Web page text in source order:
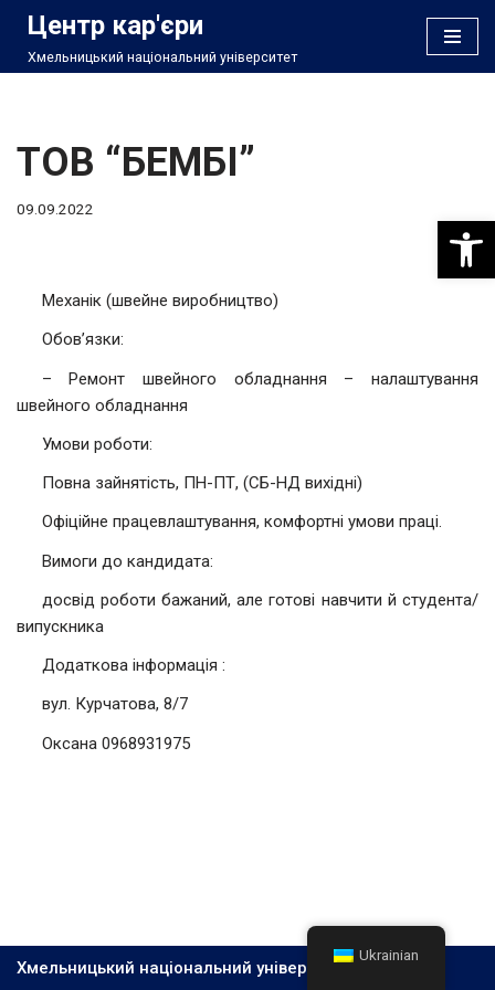
Перейти
Центр кар'єри
Хмельницький національний університет
ТОВ “БЕМБІ”
09.09.2022
Механік (швейне виробництво)
Обов’язки:
– Ремонт швейного обладнання – налаштування
швейного обладнання
Умови роботи:
Повна зайнятість, ПН-ПТ, (СБ-НД вихідні)
Офіційне працевлаштування, комфортні умови праці.
Вимоги до кандидата:
досвід роботи бажаний, але готові навчити й студента/
випускника
Додаткова інформація :
вул. Курчатова, 8/7
Оксана 0968931975
Хмельницький національний університет, 2026
Ukrainian